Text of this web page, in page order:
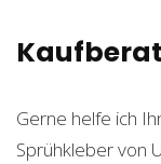
Gerne helfe ich
Sprühkleber von